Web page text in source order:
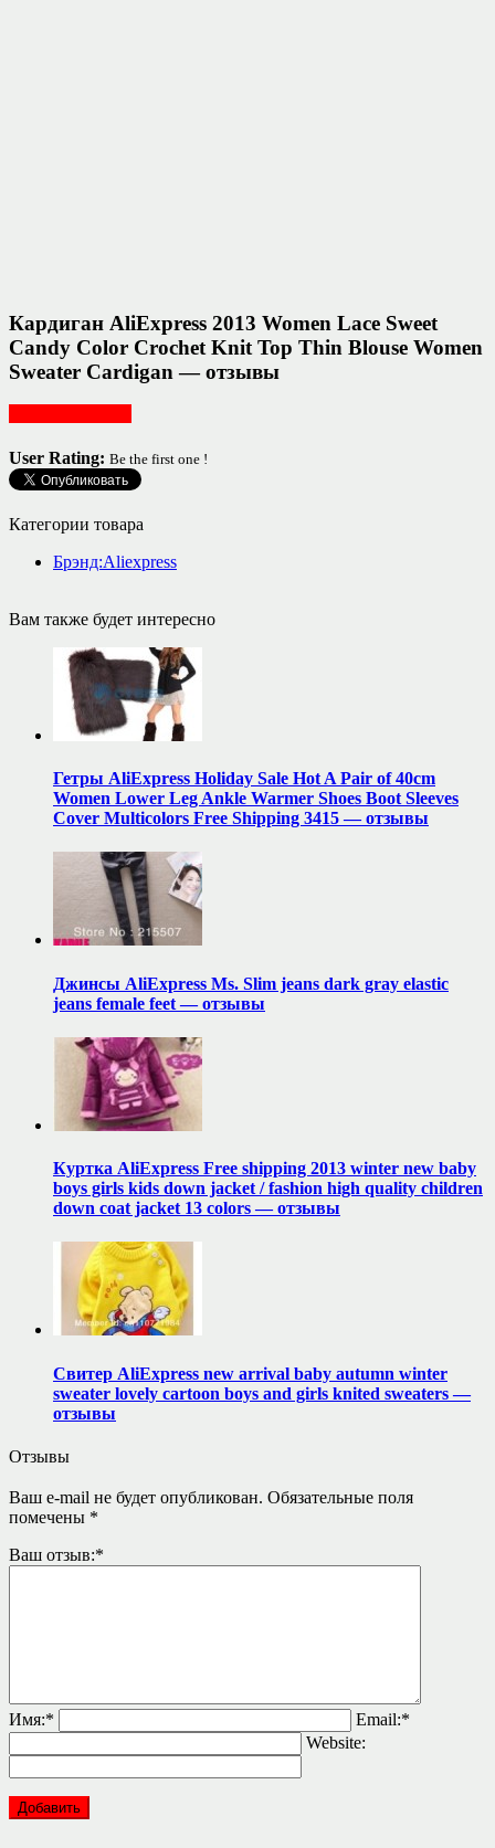
Кардиган AliExpress 2013 Women Lace Sweet
Candy Color Crochet Knit Top Thin Blouse Women
Sweater Cardigan — отзывы
User Rating: Be the first one !
Категории товара
Брэнд:Aliexpress
Вам также будет интересно
Гетры AliExpress Holiday Sale Hot A Pair of 40cm
Women Lower Leg Ankle Warmer Shoes Boot Sleeves
Cover Multicolors Free Shipping 3415 — отзывы
Джинсы AliExpress Ms. Slim jeans dark gray elastic
jeans female feet — отзывы
Куртка AliExpress Free shipping 2013 winter new baby
boys girls kids down jacket / fashion high quality children
down coat jacket 13 colors — отзывы
Свитер AliExpress new arrival baby autumn winter
sweater lovely cartoon boys and girls knited sweaters —
отзывы
Отзывы
Ваш e-mail не будет опубликован. Обязательные поля
помечены *
Ваш отзыв:*
Имя:* Email:*
Website: